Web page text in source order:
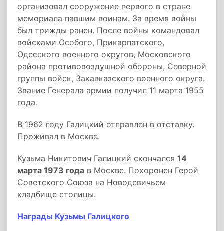
организовал сооружение первого в стране
мемориала павшим воинам. За время войны
был трижды ранен. После войны командовал
войсками Особого, Прикарпатского,
Одесского военного округов, Московского
района противовоздушной обороны, Северной
группы войск, Закавказского военного округа.
Звание Генерала армии получил 11 марта 1955
года.
В 1962 году Галицкий отправлен в отставку.
Проживал в Москве.
Кузьма Никитович Галицкий скончался 14
марта 1973 года в Москве. Похоронен Герой
Советского Союза на Новодевичьем
кладбище столицы.
Награды Кузьмы Галицкого